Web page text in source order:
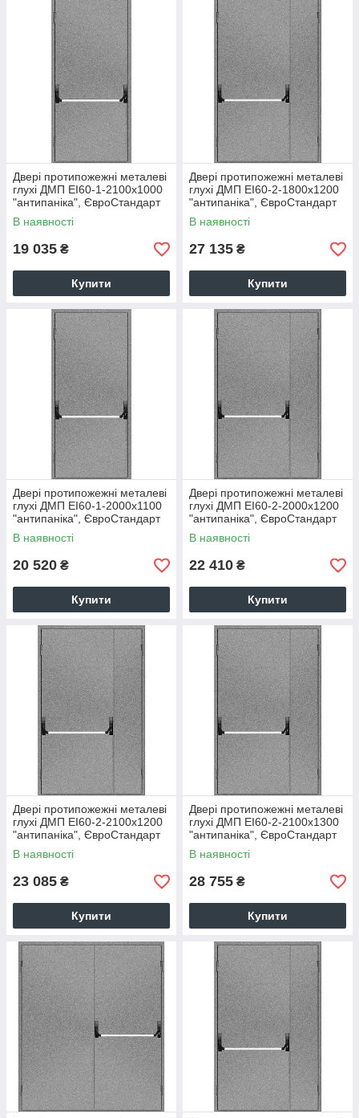
Двері протипожежні металеві
глухі ДМП ЕІ60-1-2100х1000
"антипаніка", ЄвроСтандарт
В наявності
19 035 ₴
Купити
Двері протипожежні металеві
глухі ДМП ЕІ60-2-1800х1200
"антипаніка", ЄвроСтандарт
В наявності
27 135 ₴
Купити
Двері протипожежні металеві
глухі ДМП ЕІ60-1-2000х1100
"антипаніка", ЄвроСтандарт
В наявності
20 520 ₴
Купити
Двері протипожежні металеві
глухі ДМП ЕІ60-2-2000х1200
"антипаніка", ЄвроСтандарт
В наявності
22 410 ₴
Купити
Двері протипожежні металеві
глухі ДМП ЕІ60-2-2100х1200
"антипаніка", ЄвроСтандарт
В наявності
23 085 ₴
Купити
Двері протипожежні металеві
глухі ДМП ЕІ60-2-2100х1300
"антипаніка", ЄвроСтандарт
В наявності
28 755 ₴
Купити